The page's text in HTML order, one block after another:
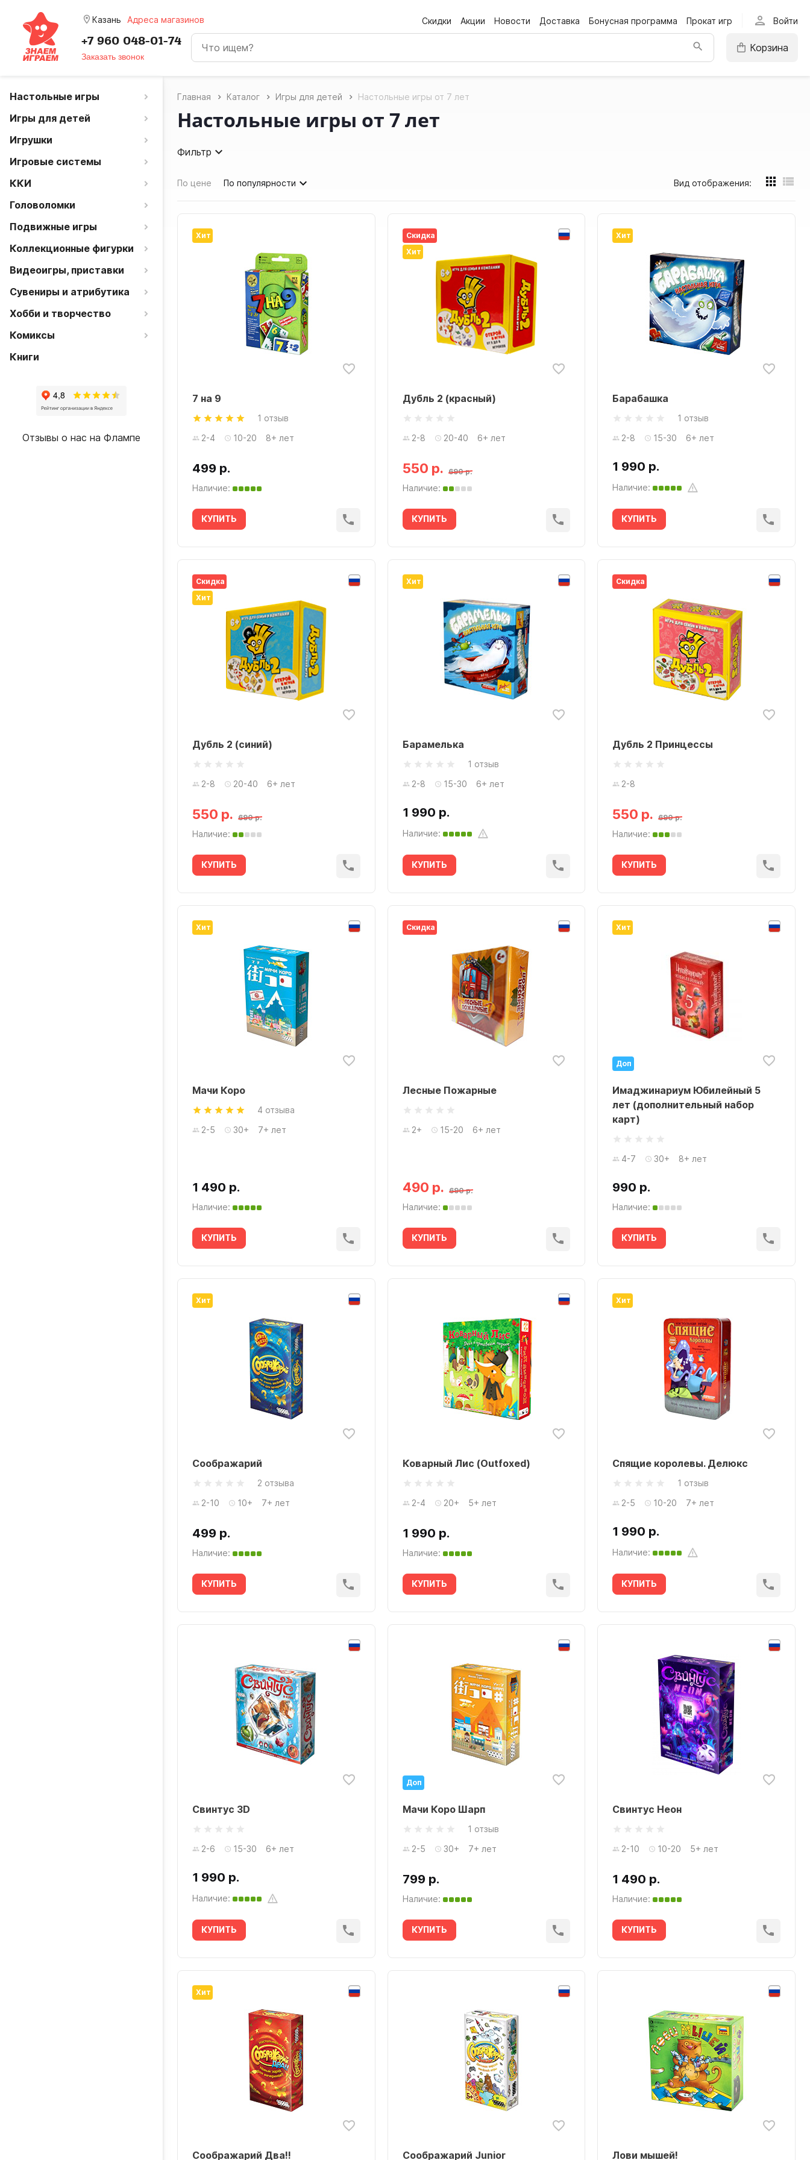
room Казань Адреса магазинов Скидки Акции Новости Доставка Бонусная программа Прокат игр person Войти
+7 960 048-01-74
Заказать звонок
Корзина
Настольные игры
Игры для детей
Игрушки
Игровые системы
ККИ
Головоломки
Подвижные игры
Коллекционные фигурки
Видеоигры, приставки
Сувениры и атрибутика
Хобби и творчество
Комиксы
Книги
Отзывы о нас на Флампе
Главная Каталог Игры для детей Настольные игры от 7 лет
Настольные игры от 7 лет
Фильтр
По цене По популярности Вид отображения:
Хит
7 на 9
1 отзыв
2-4
10-20 8+ лет
499 р.
Наличие:
КУПИТЬ
Скидка
Хит
Дубль 2 (красный)
2-8 20-40 6+ лет
550 р. 690 р.
Наличие:
КУПИТЬ
Хит
Барабашка
1 отзыв
2-8
15-30 6+ лет
1 990 р.
Наличие:
КУПИТЬ
Скидка
Хит
Дубль 2 (синий)
2-8 20-40 6+ лет
550 р. 690 р.
Наличие:
КУПИТЬ
Хит
Барамелька
1 отзыв
2-8
15-30 6+ лет
1 990 р.
Наличие:
КУПИТЬ
Скидка
Дубль 2 Принцессы
2-8
550 р. 690 р.
Наличие:
КУПИТЬ
Хит
Мачи Коро
4 отзыва
2-5
30+ 7+ лет
1 490 р.
Наличие:
КУПИТЬ
Скидка
Лесные Пожарные
2+ 15-20 6+ лет
490 р. 690 р.
Наличие:
КУПИТЬ
Хит
Доп
Имаджинариум Юбилейный 5
лет (дополнительный набор
карт)
4-7 30+ 8+ лет
990 р.
Наличие:
КУПИТЬ
Хит
Соображарий
2 отзыва
2-10
10+ 7+ лет
499 р.
Наличие:
КУПИТЬ
Коварный Лис (Outfoxed)
2-4 20+ 5+ лет
1 990 р.
Наличие:
КУПИТЬ
Хит
Спящие королевы. Делюкс
1 отзыв
2-5
10-20 7+ лет
1 990 р.
Наличие:
КУПИТЬ
Свинтус 3D
2-6 15-30 6+ лет
1 990 р.
Наличие:
КУПИТЬ
Доп
Мачи Коро Шарп
1 отзыв
2-5
30+ 7+ лет
799 р.
Наличие:
КУПИТЬ
Свинтус Неон
2-10 10-20 5+ лет
1 490 р.
Наличие:
КУПИТЬ
Хит
Соображарий Два!! Соображарий Junior Лови мышей!